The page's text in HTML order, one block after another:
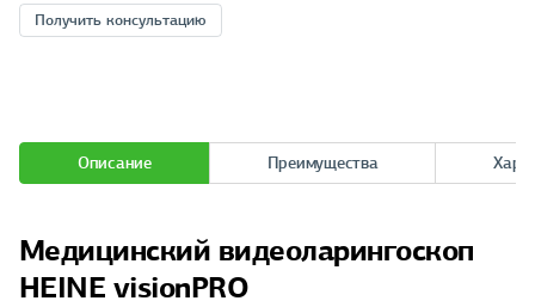
Получить консультацию
Описание Преимущества
Медицинский видеоларингоскоп
HEINE visionPRO